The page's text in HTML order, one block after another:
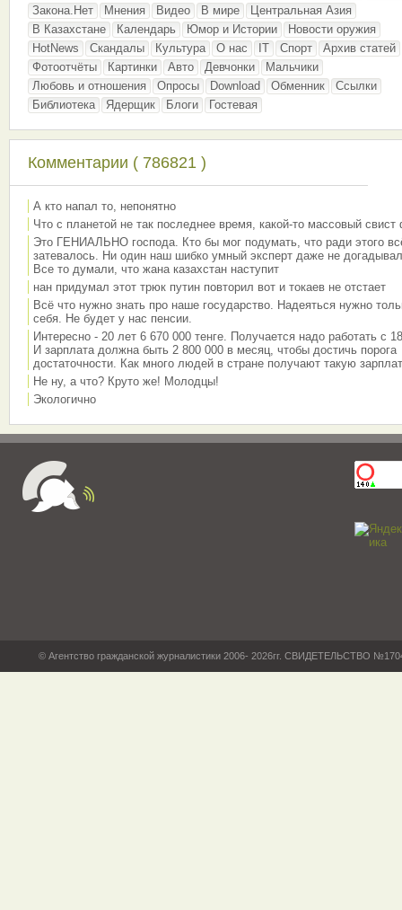
Закона.Нет
Мнения Видео В мире
Центральная Азия
В Казахстане
Календарь Юмор и Истории
Новости оружия
HotNews
Скандалы Культура О нас IT Спорт
Архив статей
Фотоотчёты
Картинки Авто Девчонки
Мальчики
Любовь и отношения
Опросы Download Обменник
Ссылки
Библиотека
Ядерщик Блоги Гостевая
Комментарии ( 786821 )
А кто напал то, непонятно
Что с планетой не так последнее время, какой-то массовый свист
Это ГЕНИАЛЬНО господа. Кто бы мог подумать, что ради этого
затевалось. Ни один наш шибко умный эксперт даже не
Все то думали, что жана казахстан наступит
нан придумал этот трюк путин повторил вот и токаев не отстает
Всё что нужно знать про наше государство. Надеяться нужно
себя. Не будет у нас пенсии.
Интересно - 20 лет 6 670 000 тенге. Получается надо работать с
И зарплата должна быть 2 800 000 в месяц, чтобы достичь порога
достаточности. Как много людей в стране получают такую
Не ну, а что? Круто же! Молодцы!
Экологично
© Агентство гражданской журналистики 2006- 2026гг. СВИДЕТЕЛЬСТВО